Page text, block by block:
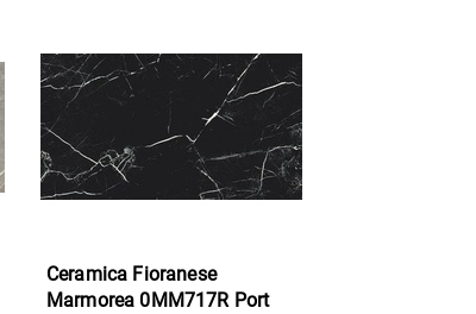
Ceramica Fioranese
Marmorea 0MM717R Port